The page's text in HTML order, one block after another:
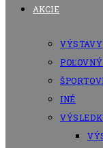
AKCIE
VÝSTAVY
INÉ